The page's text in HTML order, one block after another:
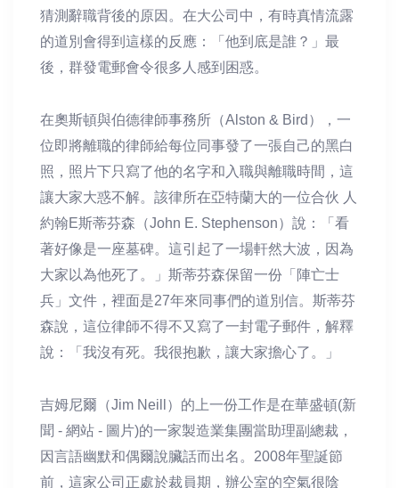
猜測辭職背後的原因。在大公司中，有時真情流露
的道別會得到這樣的反應：「他到底是誰？」最
後，群發電郵會令很多人感到困惑。
在奧斯頓與伯德律師事務所（Alston & Bird），一
位即將離職的律師給每位同事發了一張自己的黑白
照，照片下只寫了他的名字和入職與離職時間，這
讓大家大惑不解。該律所在亞特蘭大的一位合伙 人
約翰E斯蒂芬森（John E. Stephenson）說：「看
著好像是一座墓碑。這引起了一場軒然大波，因為
大家以為他死了。」斯蒂芬森保留一份「陣亡士
兵」文件，裡面是27年來同事們的道別信。斯蒂芬
森說，這位律師不得不又寫了一封電子郵件，解釋
說：「我沒有死。我很抱歉，讓大家擔心了。」
吉姆尼爾（Jim Neill）的上一份工作是在華盛頓(新
聞 - 網站 - 圖片)的一家製造業集團當助理副總裁，
因言語幽默和偶爾說臟話而出名。2008年聖誕節
前，這家公司正處於裁員期，辦公室的空氣很陰